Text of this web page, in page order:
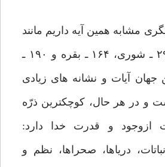
مشابه همین آیه داریم مانند
آیات: ۲۲ـ روم، ۲۹ ـ شوری، ۱۶۴ ـ بقره و ۱۹۰ ـ
جهان آیات و نشانه های زیادی
و در هر حال، کوچکترین ذرّه
ازوجود و قدرت خدا دارد:
دریاها، صحراها، نظم و